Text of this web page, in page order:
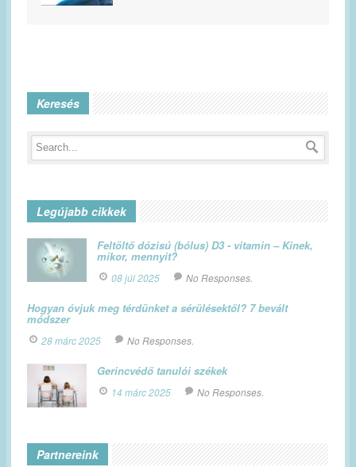
Keresés
Legújabb cikkek
Feltöltő dózisú (bólus) D3 - vitamin – Kinek,
mikor, mennyit?
08 júl 2025 No Responses.
Hogyan óvjuk meg térdünket a sérülésektől? 7 bevált
módszer
28 márc 2025 No Responses.
Gerincvédő tanulói székek
14 márc 2025 No Responses.
Partnereink